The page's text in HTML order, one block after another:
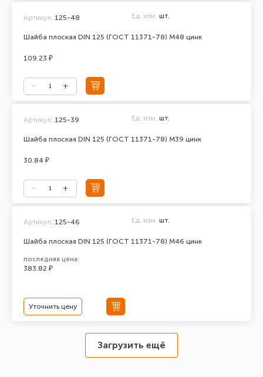
Шайба плоская DIN 125 (ГОСТ 11371-78) М48 цинк
Артикул: 125-48 Ед. изм. шт.
109.23 ₽
Шайба плоская DIN 125 (ГОСТ 11371-78) М39 цинк
Артикул: 125-39 Ед. изм. шт.
30.84 ₽
Шайба плоская DIN 125 (ГОСТ 11371-78) М46 цинк
Артикул: 125-46 Ед. изм. шт.
последняя цена:
383.82 ₽
Уточнить цену
Загрузить ещё